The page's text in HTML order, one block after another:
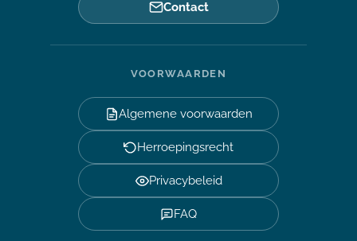
Contact
VOORWAARDEN
Algemene voorwaarden
Herroepingsrecht
Privacybeleid
FAQ